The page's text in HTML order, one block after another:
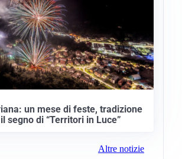
un mese di feste, tradizione
segno di “Territori in Luce”
Altre notizie